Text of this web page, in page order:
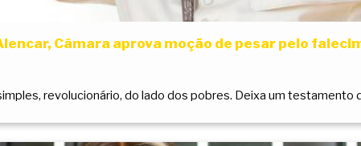
Câmara aprova moção de pesar pelo
revolucionário, do lado dos pobres. Deixa um testamento